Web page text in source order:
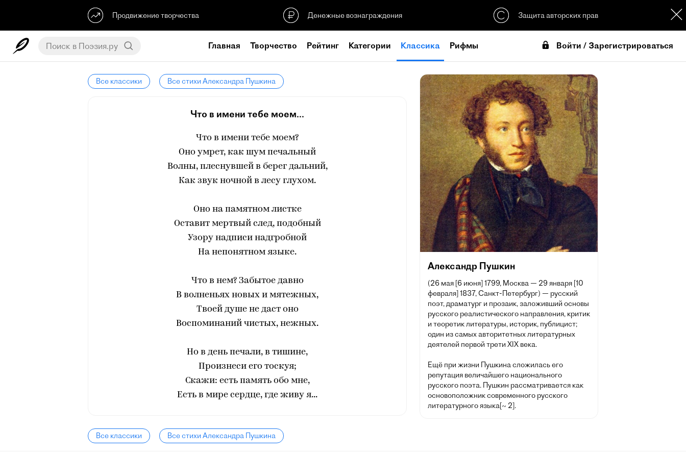
Продвижение творчества Денежные вознаграждения Защита авторских прав
Главная Творчество Рейтинг Категории Классика Рифмы Войти / Зарегистрироваться
Все классики Все стихи Александра Пушкина
Что в имени тебе моем...
Что в имени тебе моем?
Оно умрет, как шум печальный
Волны, плеснувшей в берег дальний,
Как звук ночной в лесу глухом.
Оно на памятном листке
Оставит мертвый след, подобный
Узору надписи надгробной
На непонятном языке.
Что в нем? Забытое давно
В волненьях новых и мятежных,
Твоей душе не даст оно
Воспоминаний чистых, нежных.
Но в день печали, в тишине,
Произнеси его тоскуя;
Скажи: есть память обо мне,
Есть в мире сердце, где живу я...
Все классики Все стихи Александра Пушкина
Александр Пушкин
(26 мая [6 июня] 1799, Москва — 29 января [10
февраля] 1837, Санкт-Петербург) — русский
поэт, драматург и прозаик, заложивший основы
русского реалистического направления, критик
и теоретик литературы, историк, публицист;
один из самых авторитетных литературных
деятелей первой трети XIX века.
Ещё при жизни Пушкина сложилась его
репутация величайшего национального
русского поэта. Пушкин рассматривается как
основоположник современного русского
литературного языка[~ 2].